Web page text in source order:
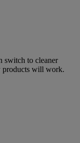
switch to cleaner
products will work.